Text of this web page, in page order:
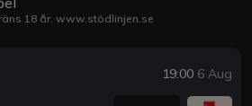
18 år. www.stödlinjen.se
19:00 6 Aug